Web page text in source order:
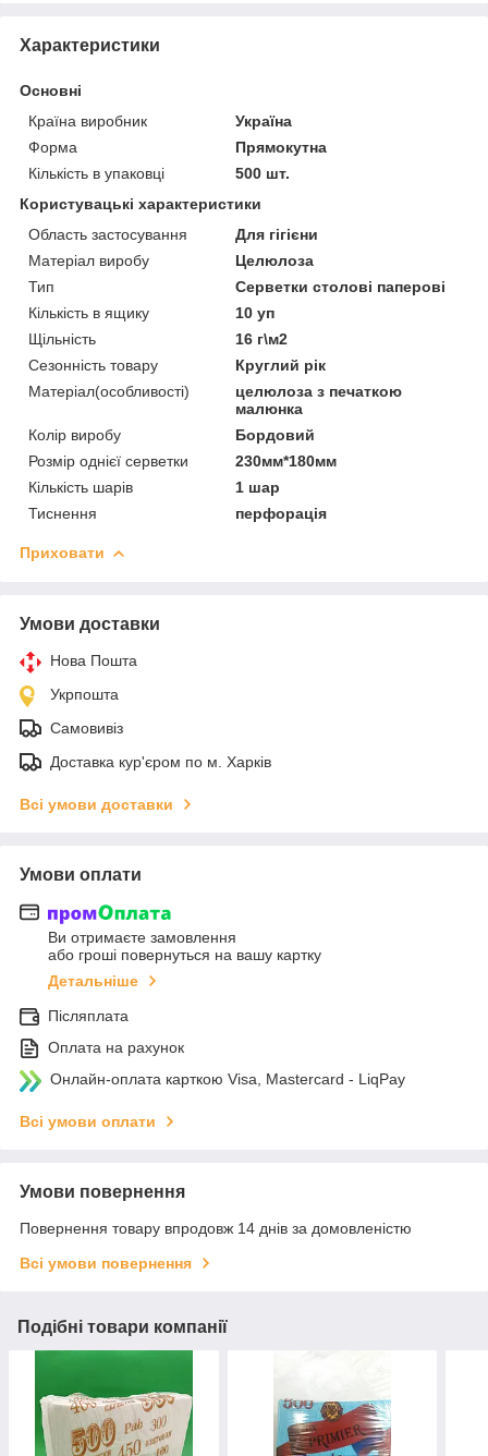
Характеристики
Основні
Країна виробник
Україна
Форма
Прямокутна
Кількість в упаковці
500 шт.
Користувацькі характеристики
Область застосування
Для гігієни
Матеріал виробу
Целюлоза
Тип
Серветки столові паперові
Кількість в ящику
10 уп
Щільність
16 г\м2
Сезонність товару
Круглий рік
Матеріал(особливості)
целюлоза з печаткою
малюнка
Колір виробу
Бордовий
Розмір однієї серветки
230мм*180мм
Кількість шарів
1 шар
Тиснення
перфорація
Приховати
Умови доставки
Нова Пошта
Укрпошта
Самовивіз
Доставка кур'єром по м. Харків
Всі умови доставки
Умови оплати
Ви отримаєте замовлення
або гроші повернуться на вашу картку
Детальніше
Післяплата
Оплата на рахунок
Онлайн-оплата карткою Visa, Mastercard - LiqPay
Всі умови оплати
Умови повернення
Повернення товару впродовж 14 днів за домовленістю
Всі умови повернення
Подібні товари компанії